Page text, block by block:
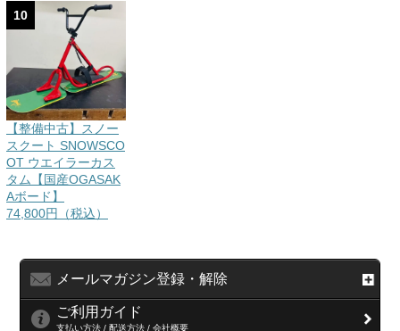
10
【整備中古】スノー
スクート SNOWSCO
OT ウエイラーカス
タム【国産OGASAK
Aボード】
74,800円（税込）
メールマガジン登録・解除
ご利用ガイド
支払い方法 / 配送方法 / 会社概要